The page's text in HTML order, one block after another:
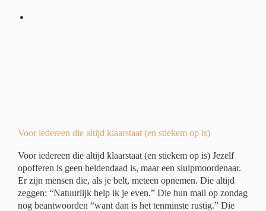
Voor iedereen die altijd klaarstaat (en stiekem op is)
Voor iedereen die altijd klaarstaat (en stiekem op is) Jezelf
opofferen is geen heldendaad is, maar een sluipmoordenaar.
Er zijn mensen die, als je belt, meteen opnemen. Die altijd
zeggen: “Natuurlijk help ik je even.” Die hun mail op zondag
nog beantwoorden “want dan is het tenminste rustig.” Die